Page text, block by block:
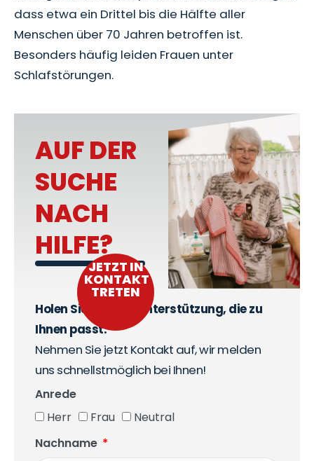
dass etwa ein Drittel bis die Hälfte aller
Menschen über 70 Jahren betroffen ist.
Besonders häufig leiden Frauen unter
Schlafstörungen.
AUF DER
SUCHE
NACH
HILFE?
JETZT IN
KONTAKT
TRETEN
Holen Sie sich die Unterstützung, die zu
Ihnen passt.
Nehmen Sie jetzt Kontakt auf, wir melden
uns schnellstmöglich bei Ihnen!
Anrede
Herr
Frau
Neutral
Nachname